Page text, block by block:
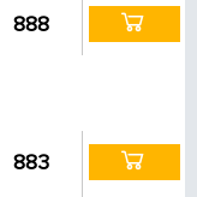
888
883